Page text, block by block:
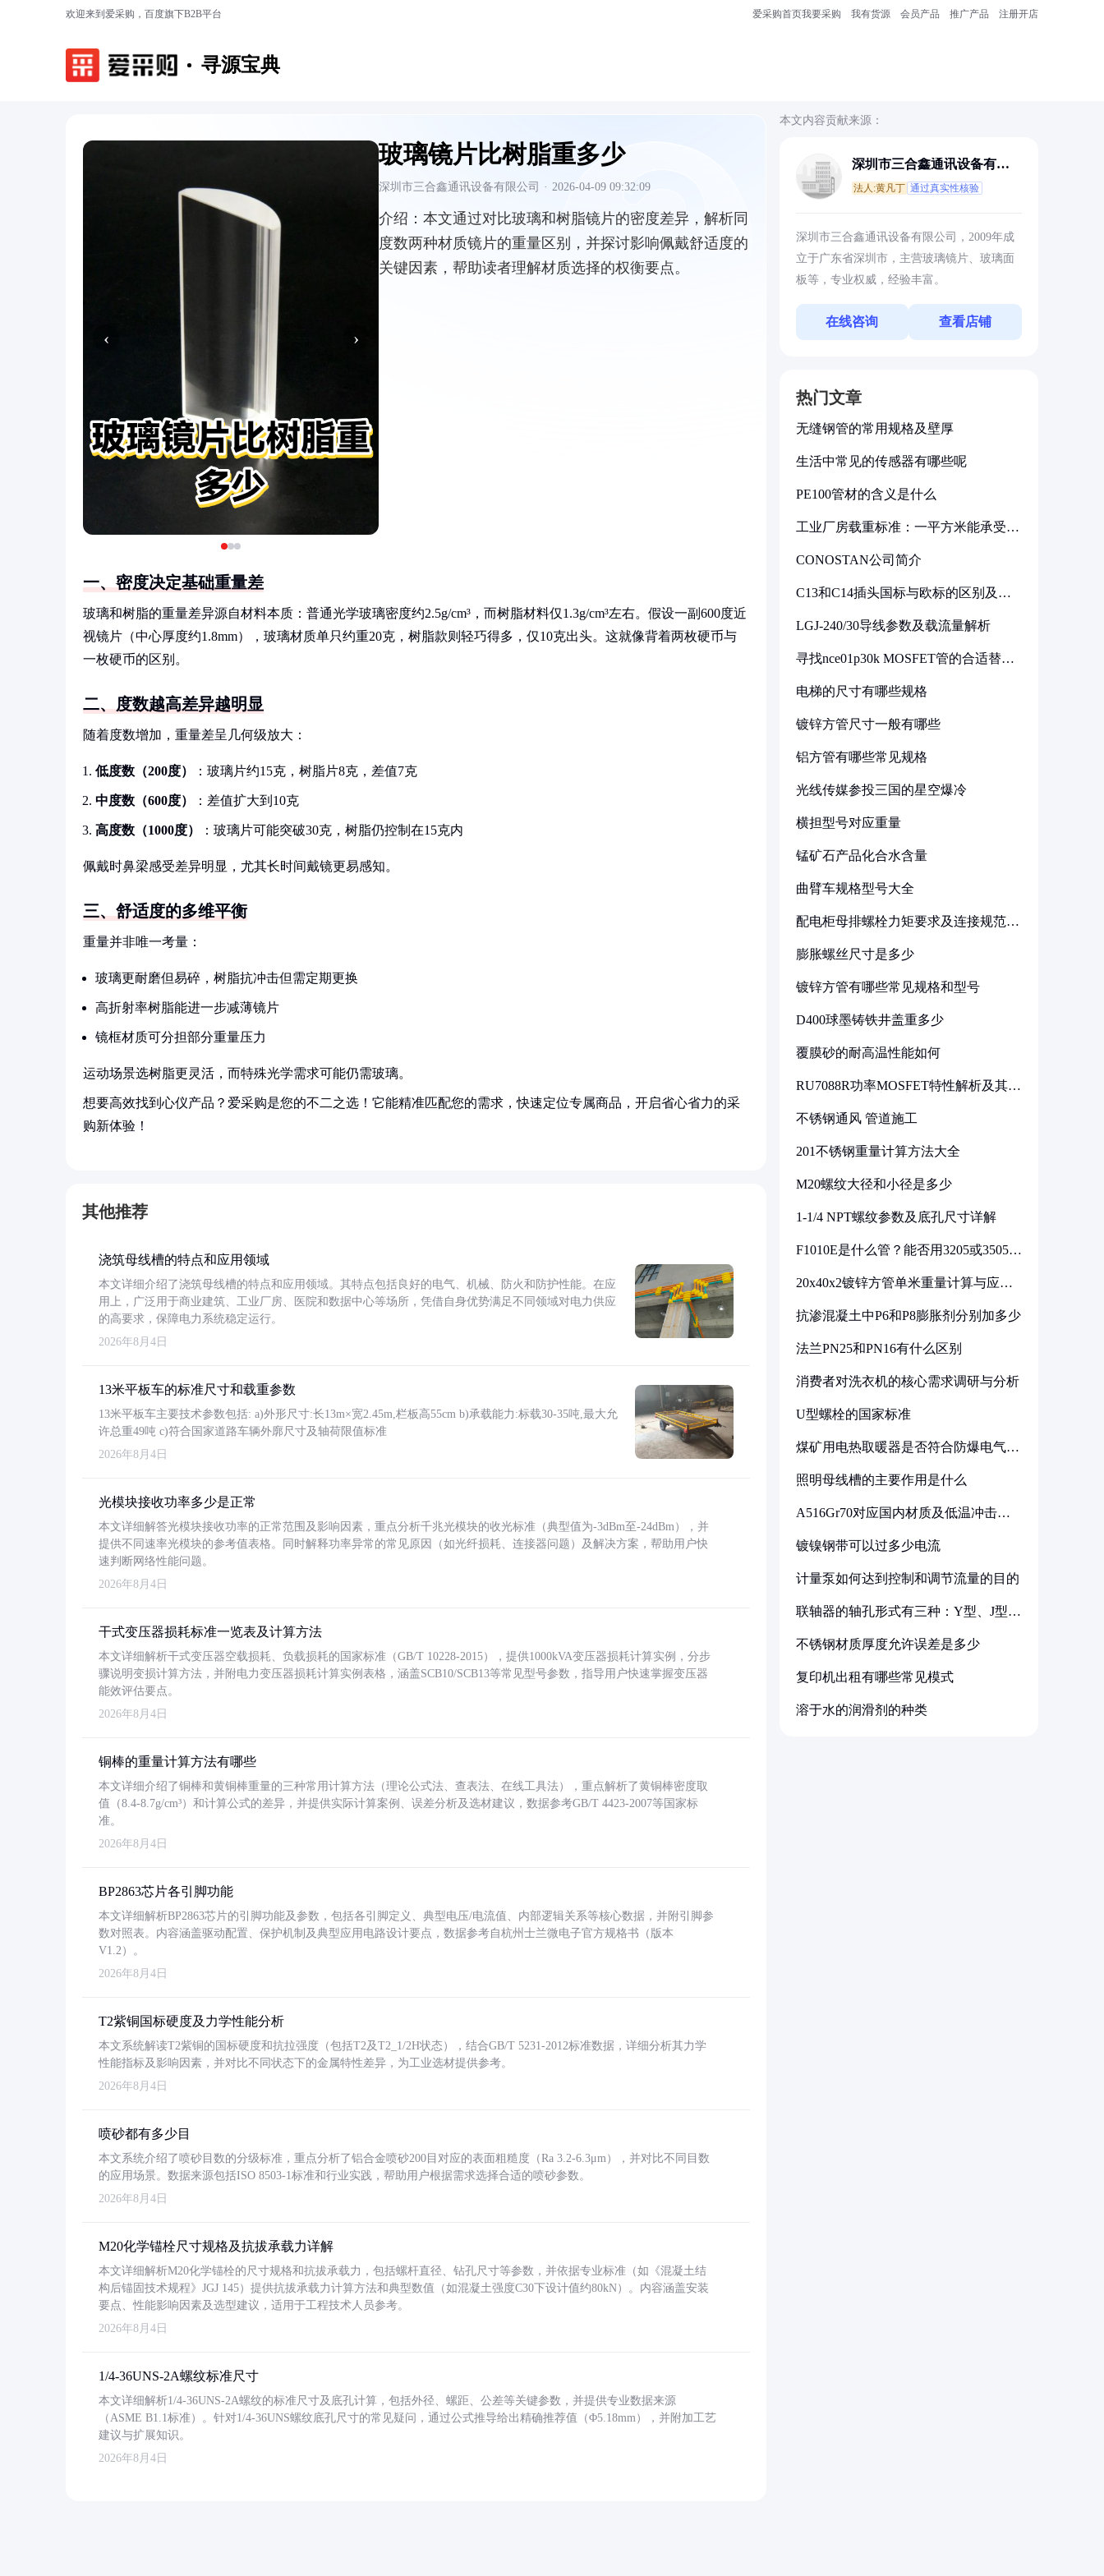
欢迎来到爱采购，百度旗下B2B平台 爱采购首页我要采购 我有货源 会员产品 推广产品 注册开店
寻源宝典
‹ ›
玻璃镜片比树脂重多少
深圳市三合鑫通讯设备有限公司 · 2026-04-09 09:32:09
介绍： 本文通过对比玻璃和树脂镜片的密度差异，解析同
度数两种材质镜片的重量区别，并探讨影响佩戴舒适度的
关键因素，帮助读者理解材质选择的权衡要点。
一、密度决定基础重量差
玻璃和树脂的重量差异源自材料本质：普通光学玻璃密度约2.5g/cm³，而树脂材料仅1.3g/cm³左右。假设一副600度近
视镜片（中心厚度约1.8mm），玻璃材质单只约重20克，树脂款则轻巧得多，仅10克出头。这就像背着两枚硬币与
一枚硬币的区别。
二、度数越高差异越明显
随着度数增加，重量差呈几何级放大：
低度数（200度） ：玻璃片约15克，树脂片8克，差值7克
中度数（600度） ：差值扩大到10克
高度数（1000度） ：玻璃片可能突破30克，树脂仍控制在15克内
佩戴时鼻梁感受差异明显，尤其长时间戴镜更易感知。
三、舒适度的多维平衡
重量并非唯一考量：
玻璃更耐磨但易碎，树脂抗冲击但需定期更换
高折射率树脂能进一步减薄镜片
镜框材质可分担部分重量压力
运动场景选树脂更灵活，而特殊光学需求可能仍需玻璃。
想要高效找到心仪产品？爱采购是您的不二之选！它能精准匹配您的需求，快速定位专属商品，开启省心省力的采
购新体验！
其他推荐
浇筑母线槽的特点和应用领域
本文详细介绍了浇筑母线槽的特点和应用领域。其特点包括良好的电气、机械、防火和防护性能。在应
用上，广泛用于商业建筑、工业厂房、医院和数据中心等场所，凭借自身优势满足不同领域对电力供应
的高要求，保障电力系统稳定运行。
2026年8月4日
13米平板车的标准尺寸和载重参数
13米平板车主要技术参数包括: a)外形尺寸:长13m×宽2.45m,栏板高55cm b)承载能力:标载30-35吨,最大允
许总重49吨 c)符合国家道路车辆外廓尺寸及轴荷限值标准
2026年8月4日
光模块接收功率多少是正常
本文详细解答光模块接收功率的正常范围及影响因素，重点分析千兆光模块的收光标准（典型值为-3dBm至-24dBm），并
提供不同速率光模块的参考值表格。同时解释功率异常的常见原因（如光纤损耗、连接器问题）及解决方案，帮助用户快
速判断网络性能问题。
2026年8月4日
干式变压器损耗标准一览表及计算方法
本文详细解析干式变压器空载损耗、负载损耗的国家标准（GB/T 10228-2015），提供1000kVA变压器损耗计算实例，分步
骤说明变损计算方法，并附电力变压器损耗计算实例表格，涵盖SCB10/SCB13等常见型号参数，指导用户快速掌握变压器
能效评估要点。
2026年8月4日
铜棒的重量计算方法有哪些
本文详细介绍了铜棒和黄铜棒重量的三种常用计算方法（理论公式法、查表法、在线工具法），重点解析了黄铜棒密度取
值（8.4-8.7g/cm³）和计算公式的差异，并提供实际计算案例、误差分析及选材建议，数据参考GB/T 4423-2007等国家标
准。
2026年8月4日
BP2863芯片各引脚功能
本文详细解析BP2863芯片的引脚功能及参数，包括各引脚定义、典型电压/电流值、内部逻辑关系等核心数据，并附引脚参
数对照表。内容涵盖驱动配置、保护机制及典型应用电路设计要点，数据参考自杭州士兰微电子官方规格书（版本
V1.2）。
2026年8月4日
T2紫铜国标硬度及力学性能分析
本文系统解读T2紫铜的国标硬度和抗拉强度（包括T2及T2_1/2H状态），结合GB/T 5231-2012标准数据，详细分析其力学
性能指标及影响因素，并对比不同状态下的金属特性差异，为工业选材提供参考。
2026年8月4日
喷砂都有多少目
本文系统介绍了喷砂目数的分级标准，重点分析了铝合金喷砂200目对应的表面粗糙度（Ra 3.2-6.3μm），并对比不同目数
的应用场景。数据来源包括ISO 8503-1标准和行业实践，帮助用户根据需求选择合适的喷砂参数。
2026年8月4日
M20化学锚栓尺寸规格及抗拔承载力详解
本文详细解析M20化学锚栓的尺寸规格和抗拔承载力，包括螺杆直径、钻孔尺寸等参数，并依据专业标准（如《混凝土结
构后锚固技术规程》JGJ 145）提供抗拔承载力计算方法和典型数值（如混凝土强度C30下设计值约80kN）。内容涵盖安装
要点、性能影响因素及选型建议，适用于工程技术人员参考。
2026年8月4日
1/4-36UNS-2A螺纹标准尺寸
本文详细解析1/4-36UNS-2A螺纹的标准尺寸及底孔计算，包括外径、螺距、公差等关键参数，并提供专业数据来源
（ASME B1.1标准）。针对1/4-36UNS螺纹底孔尺寸的常见疑问，通过公式推导给出精确推荐值（Φ5.18mm），并附加工艺
建议与扩展知识。
2026年8月4日
本文内容贡献来源：
深圳市三合鑫通讯设备有限
法人:黄凡丁 通过真实性核验
深圳市三合鑫通讯设备有限公司，2009年成
立于广东省深圳市，主营玻璃镜片、玻璃面
板等，专业权威，经验丰富。
在线咨询 查看店铺
热门文章
无缝钢管的常用规格及壁厚
生活中常见的传感器有哪些呢
PE100管材的含义是什么
工业厂房载重标准：一平方米能承受多
CONOSTAN公司简介
C13和C14插头国标与欧标的区别及其
LGJ-240/30导线参数及载流量解析
寻找nce01p30k MOSFET管的合适替代
电梯的尺寸有哪些规格
镀锌方管尺寸一般有哪些
铝方管有哪些常见规格
光线传媒参投三国的星空爆冷
横担型号对应重量
锰矿石产品化合水含量
曲臂车规格型号大全
配电柜母排螺栓力矩要求及连接规范详
膨胀螺丝尺寸是多少
镀锌方管有哪些常见规格和型号
D400球墨铸铁井盖重多少
覆膜砂的耐高温性能如何
RU7088R功率MOSFET特性解析及其在
不锈钢通风 管道施工
201不锈钢重量计算方法大全
M20螺纹大径和小径是多少
1-1/4 NPT螺纹参数及底孔尺寸详解
F1010E是什么管？能否用3205或3505代
20x40x2镀锌方管单米重量计算与应用
抗渗混凝土中P6和P8膨胀剂分别加多少
法兰PN25和PN16有什么区别
消费者对洗衣机的核心需求调研与分析
U型螺栓的国家标准
煤矿用电热取暖器是否符合防爆电气设
照明母线槽的主要作用是什么
A516Gr70对应国内材质及低温冲击要
镀镍钢带可以过多少电流
计量泵如何达到控制和调节流量的目的
联轴器的轴孔形式有三种：Y型、J型、
不锈钢材质厚度允许误差是多少
复印机出租有哪些常见模式
溶于水的润滑剂的种类